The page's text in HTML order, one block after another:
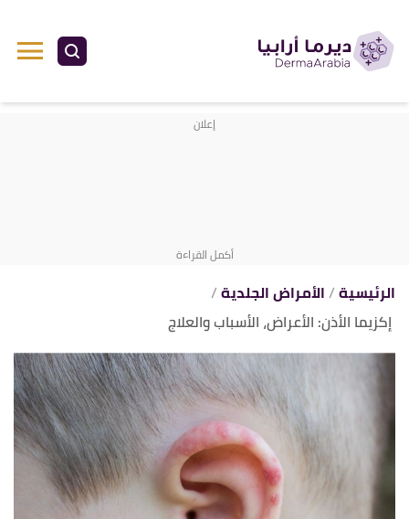
الرئيسية الأمراض الجلدية
إكزيما الأذن: الأعراض، الأسباب والعلاج